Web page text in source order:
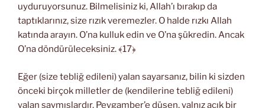
uyduruyorsunuz. Bilmelisiniz ki, Allah’ı bırakıp da
taptıklarınız, size rızık veremezler. O halde rızkı Allah
katında arayın. O’na kulluk edin ve O’na şükredin. Ancak
O’na döndürüleceksiniz. ﴾17﴿
Eğer (size tebliğ edileni) yalan sayarsanız, bilin ki sizden
önceki birçok milletler de (kendilerine tebliğ edileni)
yalan saymışlardır. Peygamber’e düşen, yalnız açık bir